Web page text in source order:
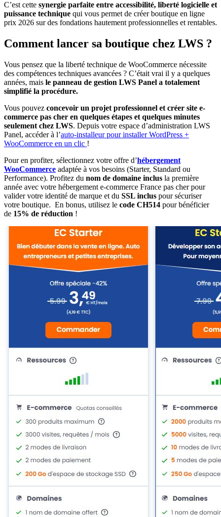
C’est cette synergie parfaite entre accessibilité, liberté logicielle et
puissance technique qui vous permet de créer boutique en ligne
prix 2026 sur des fondations hautement professionnelles et rentables.
Comment lancer sa boutique chez LWS ?
Vous pensez que la liberté technique de WooCommerce nécessite
des compétences techniques avancées ? C’était vrai il y a quelques
années, mais le panneau de gestion LWS Panel a totalement
simplifié la procédure.
Vous pouvez concevoir un projet professionnel et créer site e-
commerce pas cher en quelques étapes et quelques minutes
seulement chez LWS. Depuis votre espace d’administration LWS
Panel, accéder à l’auto-installeur pour installer WordPress +
WooCommerce en un clic !
Pour en profiter, sélectionnez votre offre d’hébergement
WooCommerce adaptée à vos besoins (Starter, Standard ou
Performance). Profitez du nom de domaine inclus la première
année avec votre hébergement e-commerce France pas cher pour
valider votre identité de marque et du SSL inclus pour sécuriser
votre boutique. En bonus, utilisez le code CH514 pour bénéficier
de 15% de réduction !